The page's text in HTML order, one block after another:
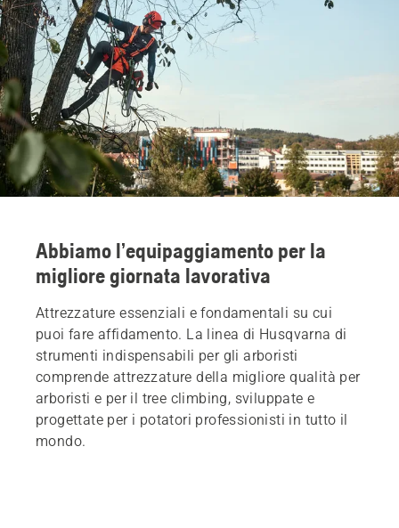
Abbiamo l’equipaggiamento per la
migliore giornata lavorativa
Attrezzature essenziali e fondamentali su cui
puoi fare affidamento. La linea di Husqvarna di
strumenti indispensabili per gli arboristi
comprende attrezzature della migliore qualità per
arboristi e per il tree climbing, sviluppate e
progettate per i potatori professionisti in tutto il
mondo.